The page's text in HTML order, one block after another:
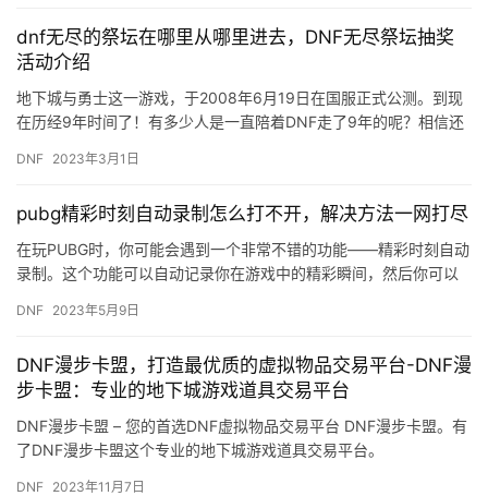
dnf无尽的祭坛在哪里从哪里进去，DNF无尽祭坛抽奖
活动介绍
地下城与勇士这一游戏，于2008年6月19日在国服正式公测。到现
在历经9年时间了！有多少人是一直陪着DNF走了9年的呢？相信还
DNF 2023年3月1日
pubg精彩时刻自动录制怎么打不开，解决方法一网打尽
在玩PUBG时，你可能会遇到一个非常不错的功能——精彩时刻自动
录制。这个功能可以自动记录你在游戏中的精彩瞬间，然后你可以
可…
DNF 2023年5月9日
DNF漫步卡盟，打造最优质的虚拟物品交易平台-DNF漫
步卡盟：专业的地下城游戏道具交易平台
DNF漫步卡盟 – 您的首选DNF虚拟物品交易平台 DNF漫步卡盟。有
了DNF漫步卡盟这个专业的地下城游戏道具交易平台。
DNF 2023年11月7日